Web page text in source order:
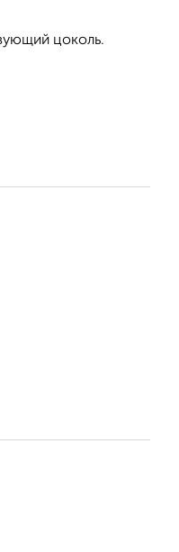
цоколь.